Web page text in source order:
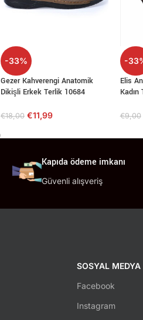
-33%
Gezer Kahverengi Anatomik
Dikişli Erkek Terlik 10684
€18,00 €11,99
-
Elis
Kadın
€9,00
Kapıda ödeme imkanı
Güvenli alışveriş
SOSYAL MEDYA
Facebook
Instagram